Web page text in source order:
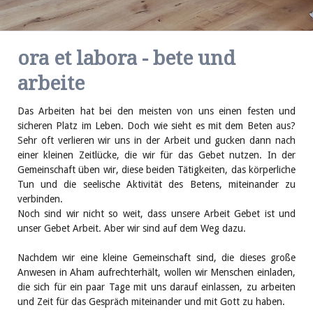
ora et labora - bete und
arbeite
Das Arbeiten hat bei den meisten von uns einen festen und
sicheren Platz im Leben. Doch wie sieht es mit dem Beten aus?
Sehr oft verlieren wir uns in der Arbeit und gucken dann nach
einer kleinen Zeitlücke, die wir für das Gebet nutzen. In der
Gemeinschaft üben wir, diese beiden Tätigkeiten, das körperliche
Tun und die seelische Aktivität des Betens, miteinander zu
verbinden.
Noch sind wir nicht so weit, dass unsere Arbeit Gebet ist und
unser Gebet Arbeit. Aber wir sind auf dem Weg dazu.
Nachdem wir eine kleine Gemeinschaft sind, die dieses große
Anwesen in Aham aufrechterhält, wollen wir Menschen einladen,
die sich für ein paar Tage mit uns darauf einlassen, zu arbeiten
und Zeit für das Gespräch miteinander und mit Gott zu haben.